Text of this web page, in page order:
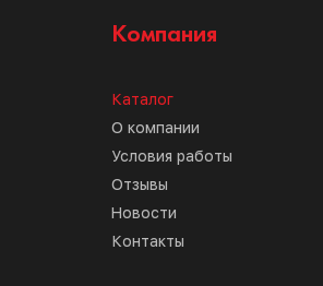
Компания
Каталог
О компании
Условия работы
Отзывы
Новости
Контакты